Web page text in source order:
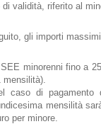
di validità, riferito al
gli importi
minorenni fino a
mensilità).
caso di pagamento
mensilità
per minore.